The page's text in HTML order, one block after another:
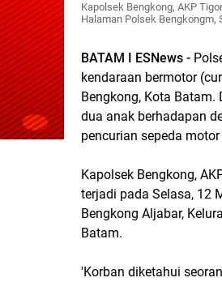
Kapolsek Bengkong, AKP
Halaman Polsek Bengkongm,
BATAM I ESNews -
kendaraan bermotor
Bengkong, Kota
dua anak berhadapan
pencurian sepeda
Kapolsek Bengkong,
terjadi pada Selasa, 12
Bengkong Aljabar,
Batam.
'Korban diketahui